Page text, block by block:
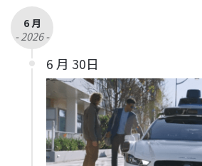
6 月
- 2026 -
6 月 30日